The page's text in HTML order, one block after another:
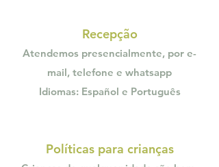
Recepção
Atendemos presencialmente, por e-
mail, telefone e whatsapp
Idiomas: Español e Português
Políticas para crianças